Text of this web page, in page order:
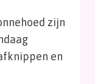
zijn
en